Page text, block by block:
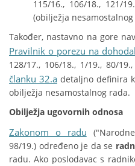
115/16., 106/18., 121/
(obilježja nesamostalnog
Također, nastavno na gore
Pravilnik o porezu na
128/17., 106/18., 1/19., 80/
članku 32.a detaljno definira
obilježja nesamostalnog rada.
Obilježja ugovornih odnosa
Zakonom o radu
98/19.) određeno je da se
radu. Ako poslodavac s